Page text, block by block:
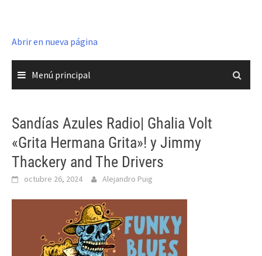
Abrir en nueva página
Menú principal
Sandías Azules Radio| Ghalia Volt
«Grita Hermana Grita»! y Jimmy
Thackery and The Drivers
octubre 26, 2024 Alejandro Puig